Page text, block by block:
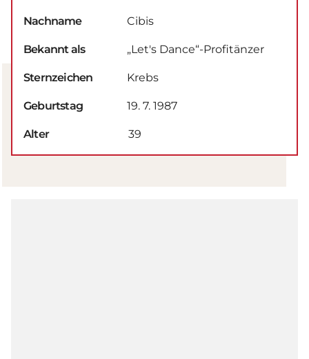
Nachname Cibis
Bekannt als „Let's Dance“-Profitänzer
Sternzeichen Krebs
Geburtstag 19. 7. 1987
Alter 39